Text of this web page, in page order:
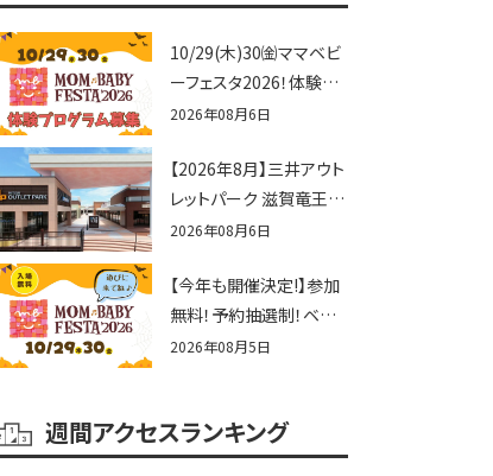
10/29(木)30㈮ママベビ
ーフェスタ2026！体験プ
ログラム募集♪赤ちゃん
せんか？
2026年08月6日
【2026年8月】三井アウト
レットパーク 滋賀竜王の
夏休みイベントまとめ！
辛グルメ・フォトコンテス
トまで盛りだくさん！
2026年08月6日
【今年も開催決定!】参加
無料！予約抽選制！ベビ
ーファミリー必見☆入場
2026！親子で楽しもう
♪inピエリ守山
2026年08月5日
週間アクセスランキング